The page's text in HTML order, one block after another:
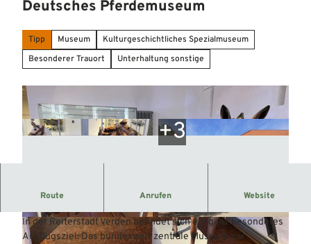
Deutsches Pferdemuseum
Tipp Museum
Kulturgeschichtliches Spezialmuseum
Besonderer Trauort
Unterhaltung sonstige
© Mittelweser-Touristik GmbH | CC-BY © Mittelweser-Touristik GmbH |CC-BY
Route Anrufen Website
Die Kulturgeschichte des Pferdes wird in einer
In der Reiterstadt Verden befindet sich ein ganz besonderes
Ausflugsziel: Das bundesweit zentrale Museum zur